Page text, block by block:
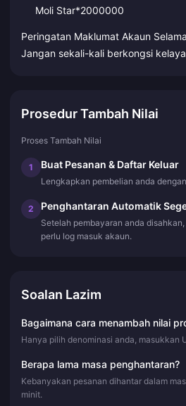
Moli Star*2000000
Peringatan Maklumat Akaun
Jangan sekali-kali berkongsi
Prosedur Tambah Nilai
Proses Tambah Nilai
1 Buat Pesanan & Daftar Keluar
Lengkapkan pembelian anda
2 Penghantaran Automatik
Setelah pembayaran anda
perlu log masuk akaun.
Soalan Lazim
Bagaimana cara menambah nilai
Hanya pilih denominasi anda, masukkan
Berapa lama masa penghantaran?
Kebanyakan pesanan dihantar dalam
minit.